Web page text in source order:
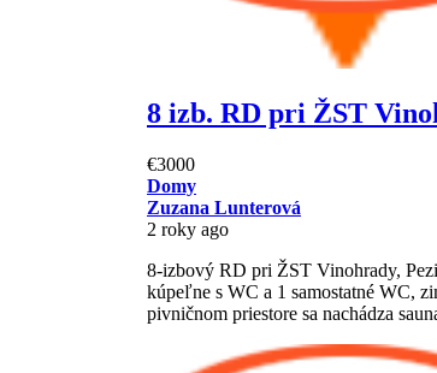
8 izb. RD pri ŽST
€3000
Domy
Zuzana Lunterová
2 roky ago
8-izbový RD pri ŽST Vinohrady,
kúpeľne s WC a 1 samostatné WC,
pivničnom priestore sa nachádza